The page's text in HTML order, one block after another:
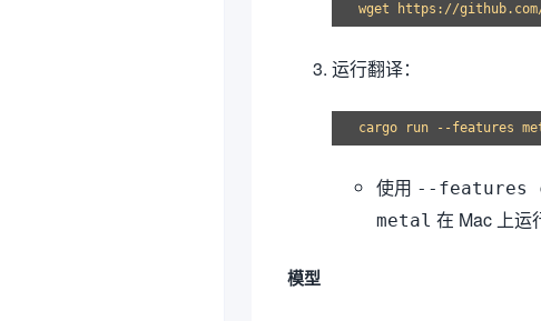
运行翻译：
使用 --features
metal 在 Mac 上运
模型